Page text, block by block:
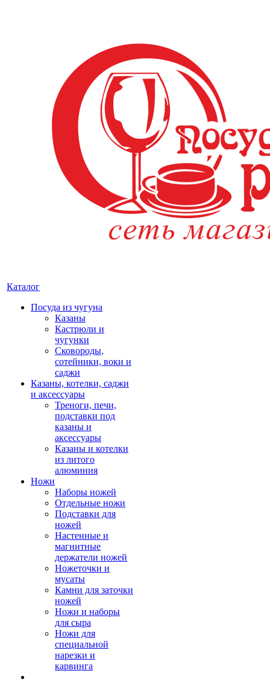
Каталог
Посуда из чугуна
Казаны
Кастрюли и
чугунки
Сковороды,
сотейники, воки и
саджи
Казаны, котелки, саджи
и аксессуары
Треноги, печи,
подставки под
казаны и
аксессуары
Казаны и котелки
из литого
алюминия
Ножи
Наборы ножей
Отдельные ножи
Подставки для
ножей
Настенные и
магнитные
держатели ножей
Ножеточки и
мусаты
Камни для заточки
ножей
Ножи и наборы
для сыра
Ножи для
специальной
нарезки и
карвинга